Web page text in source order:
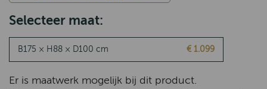
Selecteer maat:
B175 × H88 × D100 cm € 1.099
Er is maatwerk mogelijk bij dit product.